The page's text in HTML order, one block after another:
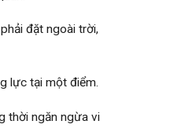
đặt ngoài trời,
lực tại một điểm.
thời ngăn ngừa vi